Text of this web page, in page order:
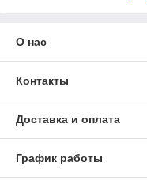
О нас
Контакты
Доставка и оплата
График работы